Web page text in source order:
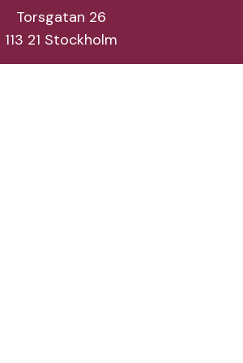
Torsgatan 26
113 21 Stockholm